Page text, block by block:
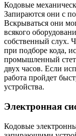
Кодовые
Запираются они с
Вскрываться они
всякого
собственный слух.
при подборе кода,
промышленный
двух часов. Если
работа пройдет
устройства.
Электронная
Кодовые